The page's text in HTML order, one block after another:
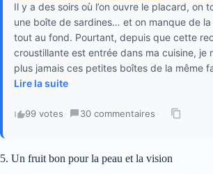
Il y a des soirs où l’on ouvre le placard, on
une boîte de sardines… et on manque de
tout au fond. Pourtant, depuis que cette
croustillante est entrée dans ma cuisine, je
plus jamais ces petites boîtes de la même
Lire la suite
99 votes · 30 commentaires ·
5. Un fruit bon pour la peau et la vision